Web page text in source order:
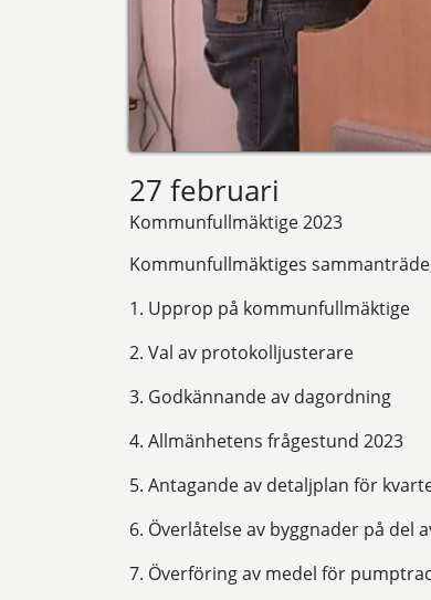
27 februari
Kommunfullmäktige 2023
Kommunfullmäktiges
1. Upprop på kommunfullmäktige
2. Val av protokolljusterare
3. Godkännande av dagordning
4. Allmänhetens frågestund 2023
5. Antagande av detaljplan för
6. Överlåtelse av byggnader på del
7. Överföring av medel för